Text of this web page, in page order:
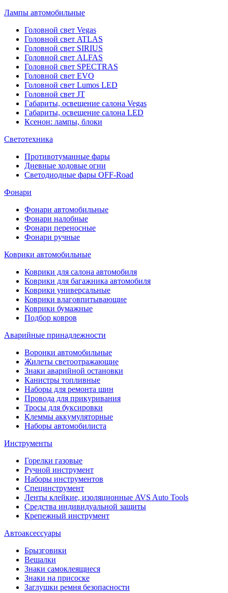
Лампы автомобильные
Головной свет Vegas
Головной свет ATLAS
Головной свет SIRIUS
Головной свет ALFAS
Головной свет SPECTRAS
Головной свет EVO
Головной свет Lumos LED
Головной свет JT
Габариты, освещение салона Vegas
Габариты, освещение салона LED
Ксенон: лампы, блоки
Светотехника
Противотуманные фары
Дневные ходовые огни
Светодиодные фары OFF-Road
Фонари
Фонари автомобильные
Фонари налобные
Фонари переносные
Фонари ручные
Коврики автомобильные
Коврики для салона автомобиля
Коврики для багажника автомобиля
Коврики универсальные
Коврики влаговпитывающие
Коврики бумажные
Подбор ковров
Аварийные принадлежности
Воронки автомобильные
Жилеты светоотражающие
Знаки аварийной остановки
Канистры топливные
Наборы для ремонта шин
Провода для прикуривания
Тросы для буксировки
Клеммы аккумуляторные
Наборы автомобилиста
Инструменты
Горелки газовые
Ручной инструмент
Наборы инструментов
Специнструмент
Ленты клейкие, изоляционные AVS Auto Tools
Средства индивидуальной защиты
Крепежный инструмент
Автоаксессуары
Брызговики
Вешалки
Знаки самоклеящиеся
Знаки на присоске
Заглушки ремня безопасности